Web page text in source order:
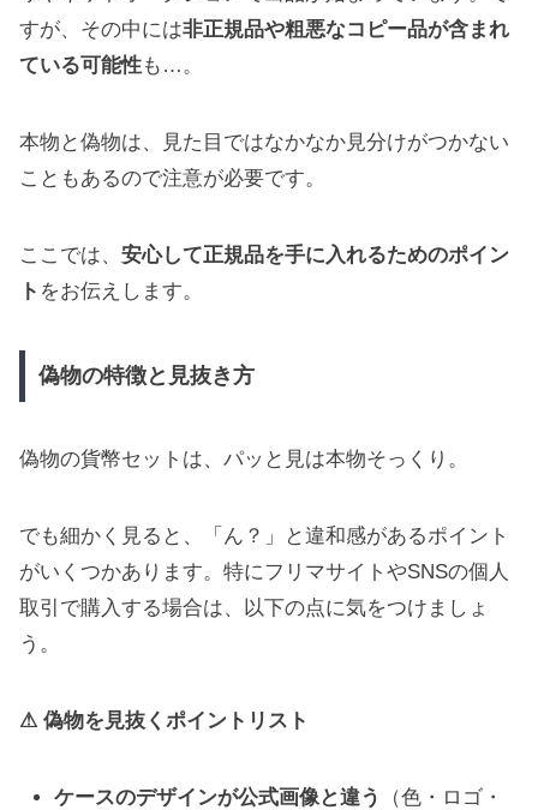
すが、その中には非正規品や粗悪なコピー品が含まれ
ている可能性も…。
本物と偽物は、見た目ではなかなか見分けがつかない
こともあるので注意が必要です。
ここでは、 安心して正規品を手に入れるためのポイン
ト をお伝えします。
偽物の特徴と見抜き方
偽物の貨幣セットは、パッと見は本物そっくり。
でも細かく見ると、「ん？」と違和感があるポイント
がいくつかあります。特にフリマサイトやSNSの個人
取引で購入する場合は、以下の点に気をつけましょ
う。
⚠ 偽物を見抜くポイントリスト
ケースのデザインが公式画像と違う
（色・ロゴ・